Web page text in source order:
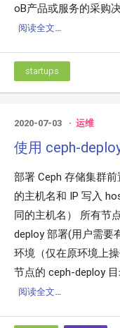
oB产品或服务的采购
阅读全文…
startups
2020-07-03 运维
使用 ceph-
部署 Ceph 存储集群
的主机名和 IP 写入
同的主机名） 所有节
deploy 部署(用户需要
环境（仅在原环境上
节点的 ceph-deploy
阅读全文…